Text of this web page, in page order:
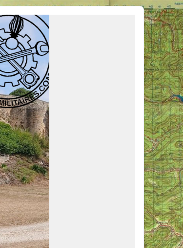
ou simplement partager vos activités.